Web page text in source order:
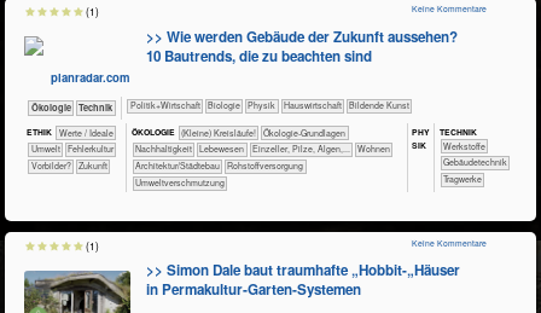
>> Wie werden Gebäude der Zukunft aussehen?
10 Bautrends, die zu beachten sind
planradar.com
​​​​​​​Ökologie ​Technik ​​​​​​​​​Politik+​Wirtschaft ​​​​​​​Biologie ​​​​​​​Physik ​Haus­wirtschaft Bildende Kunst
ETHIK ​​​​​​​​Werte / Ideale
​​​​​Umwelt
​​Fehlerkultur
​​Vorbilder?
​Zukunft
ÖKO​LOGIE ​​​​​​​​​​​​​​(Kleine) Kreisläufe!
​​​​​​​​​​​​​​​​Ökologie-Grundlagen
​​​​​​​​​​​​​​​Nachhaltigkeit
​​​​​​​​​Lebewesen ​​​​​​​Einzeller, Pilze, Algen,...
​​​​Wohnen
​​​Architektur/­Städtebau
​​Rohstoffversorgung
​​Umweltverschmutzung
PHY​
SIK
TECH​NIK
​​​​​​​​​Werkstoffe
​​​​​Gebäudetechnik
​​​​​Tragwerke
Keine Kommentare
(1)
>> Simon Dale baut traumhafte „Hobbit-„Häuser
in Permakultur‑Garten‑Systemen
Keine Kommentare
(1)